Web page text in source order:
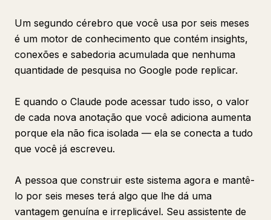
Um segundo cérebro que você usa por seis meses
é um motor de conhecimento que contém insights,
conexões e sabedoria acumulada que nenhuma
quantidade de pesquisa no Google pode replicar.
E quando o Claude pode acessar tudo isso, o valor
de cada nova anotação que você adiciona aumenta
porque ela não fica isolada — ela se conecta a tudo
que você já escreveu.
A pessoa que construir este sistema agora e mantê-
lo por seis meses terá algo que lhe dá uma
vantagem genuína e irreplicável. Seu assistente de